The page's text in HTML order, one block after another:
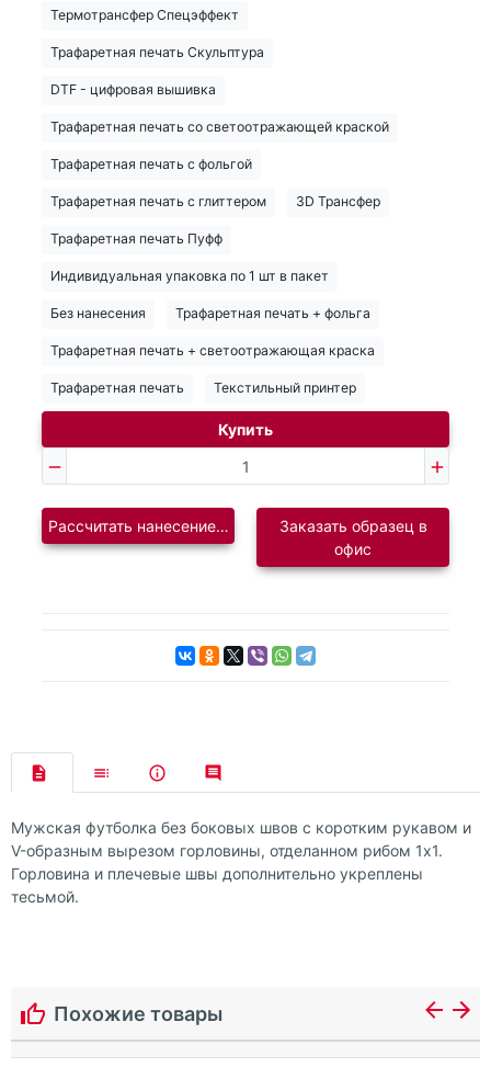
Термотрансфер Спецэффект
Трафаретная печать Скульптура
DTF - цифровая вышивка
Трафаретная печать со светоотражающей краской
Трафаретная печать с фольгой
Трафаретная печать с глиттером 3D Трансфер
Трафаретная печать Пуфф
Индивидуальная упаковка по 1 шт в пакет
Без нанесения Трафаретная печать + фольга
Трафаретная печать + светоотражающая краска
Трафаретная печать Текстильный принтер
Купить
Рассчитать нанесение логотипаЗаказать образец в
офис
Мужская футболка без боковых швов с коротким рукавом и
V-образным вырезом горловины, отделанном рибом 1х1.
Горловина и плечевые швы дополнительно укреплены
тесьмой.
Похожие товары